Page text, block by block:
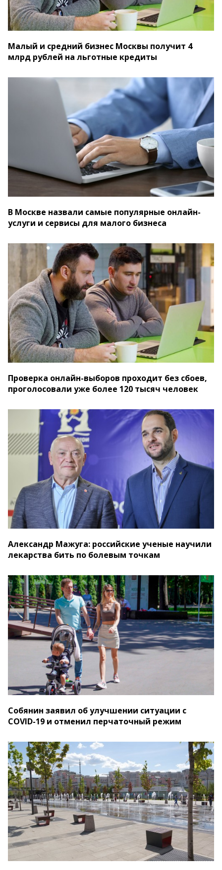
Малый и средний бизнес Москвы получит 4
млрд рублей на льготные кредиты
В Москве назвали самые популярные онлайн-
услуги и сервисы для малого бизнеса
Проверка онлайн-выборов проходит без сбоев,
проголосовали уже более 120 тысяч человек
Александр Мажуга: российские ученые научили
лекарства бить по болевым точкам
Собянин заявил об улучшении ситуации с
COVID-19 и отменил перчаточный режим